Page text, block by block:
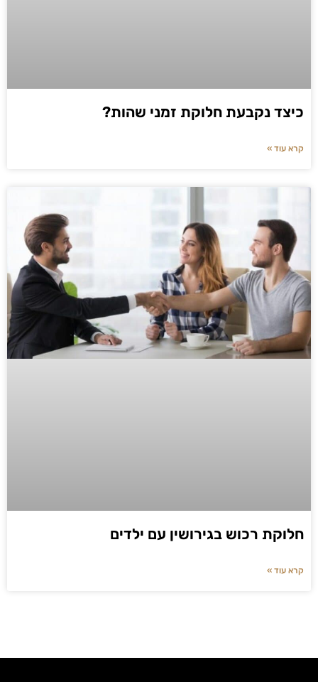
כיצד נקבעת חלוקת זמני שהות?
קרא עוד »
חלוקת רכוש בגירושין עם ילדים
קרא עוד »